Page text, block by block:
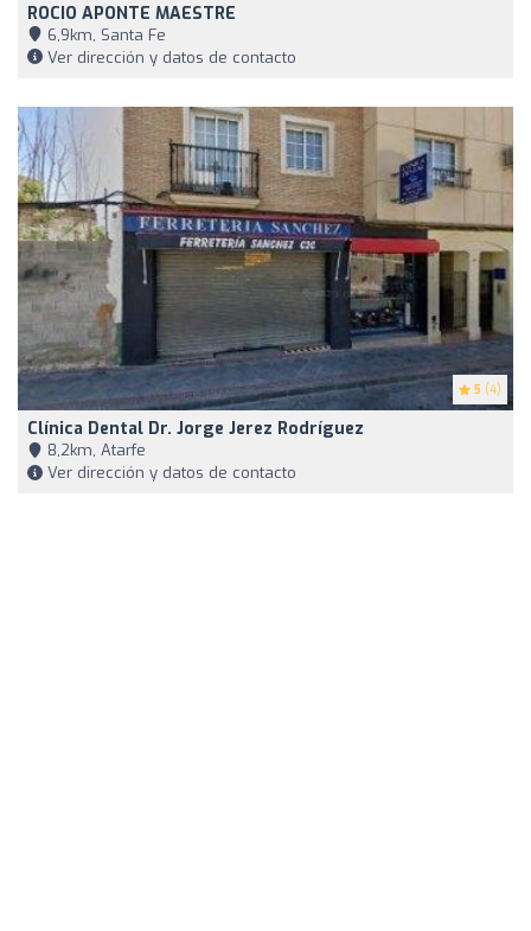
ROCIO APONTE MAESTRE
6,9km, Santa Fe
Ver dirección y datos de contacto
5 (4)
Clínica Dental Dr. Jorge Jerez Rodríguez
8,2km, Atarfe
Ver dirección y datos de contacto